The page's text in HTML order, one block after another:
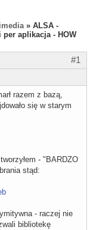
» ALSA -
per aplikacja - HOW
#1
razem z bazą,
się w starym
- "BARDZO
stąd:
- raczej nie
bibliotekę